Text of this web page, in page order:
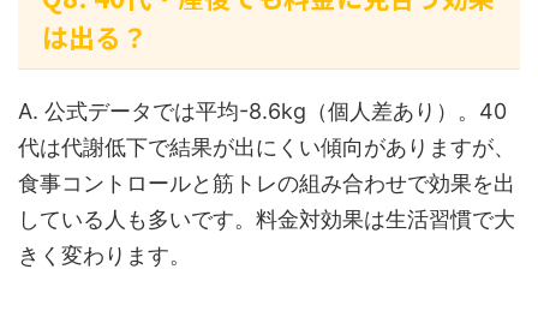
は出る？
A. 公式データでは平均-8.6kg（個人差あり）。40
代は代謝低下で結果が出にくい傾向がありますが、
食事コントロールと筋トレの組み合わせで効果を出
している人も多いです。料金対効果は生活習慣で大
きく変わります。